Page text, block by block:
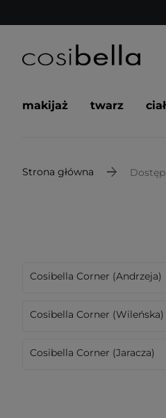
makijaż twarz
Strona główna
Cosibella Corner (Andrzeja)
Cosibella Corner (Wileńska)
Cosibella Corner (Jaracza)